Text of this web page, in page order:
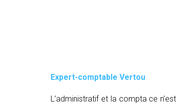
Expert-comptable Vertou
L’administratif et la compta ce